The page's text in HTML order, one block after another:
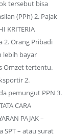
tersebut bisa
(PPh) 2. Pajak
KRITERIA
2. Orang Pribadi
lebih bayar
Omzet tertentu.
2.
pemungut PPN 3.
CARA
PAJAK –
SPT – atau surat